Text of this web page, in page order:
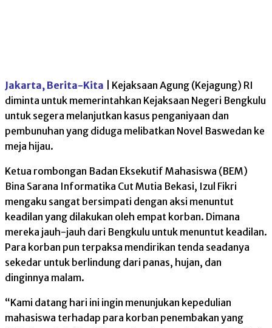
Jakarta, Berita-Kita | Kejaksaan Agung (Kejagung) RI
diminta untuk memerintahkan Kejaksaan Negeri Bengkulu
untuk segera melanjutkan kasus penganiyaan dan
pembunuhan yang diduga melibatkan Novel Baswedan ke
meja hijau.
Ketua rombongan Badan Eksekutif Mahasiswa (BEM)
Bina Sarana Informatika Cut Mutia Bekasi, Izul Fikri
mengaku sangat bersimpati dengan aksi menuntut
keadilan yang dilakukan oleh empat korban. Dimana
mereka jauh-jauh dari Bengkulu untuk menuntut keadilan.
Para korban pun terpaksa mendirikan tenda seadanya
sekedar untuk berlindung dari panas, hujan, dan
dinginnya malam.
“Kami datang hari ini ingin menunjukan kepedulian
mahasiswa terhadap para korban penembakan yang